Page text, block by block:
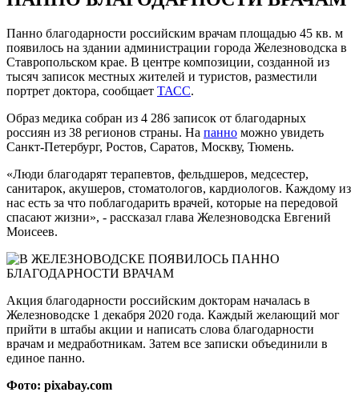
Панно благодарности российским врачам площадью 45 кв. м
появилось на здании администрации города Железноводска в
Ставропольском крае. В центре композиции, созданной из
тысяч записок местных жителей и туристов, разместили
портрет доктора, сообщает ТАСС.
Образ медика собран из 4 286 записок от благодарных
россиян из 38 регионов страны. На панно можно увидеть
Санкт-Петербург, Ростов, Саратов, Москву, Тюмень.
«Люди благодарят терапевтов, фельдшеров, медсестер,
санитарок, акушеров, стоматологов, кардиологов. Каждому из
нас есть за что поблагодарить врачей, которые на передовой
спасают жизни», - рассказал глава Железноводска Евгений
Моисеев.
Акция благодарности российским докторам началась в
Железноводске 1 декабря 2020 года. Каждый желающий мог
прийти в штабы акции и написать слова благодарности
врачам и медработникам. Затем все записки объединили в
единое панно.
Фото: pixabay.com